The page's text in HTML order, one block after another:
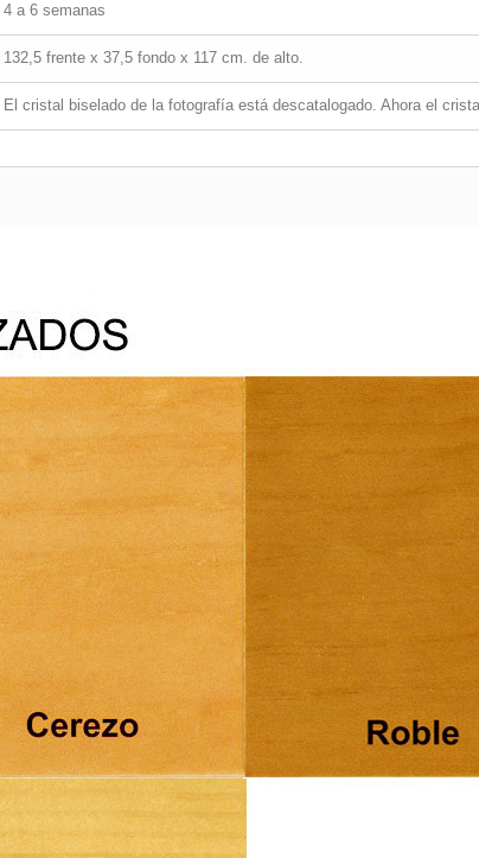
4 a 6 semanas
132,5 frente x 37,5 fondo x 117 cm. de alto.
El cristal biselado de la fotografía está descatalogado. Ahora el